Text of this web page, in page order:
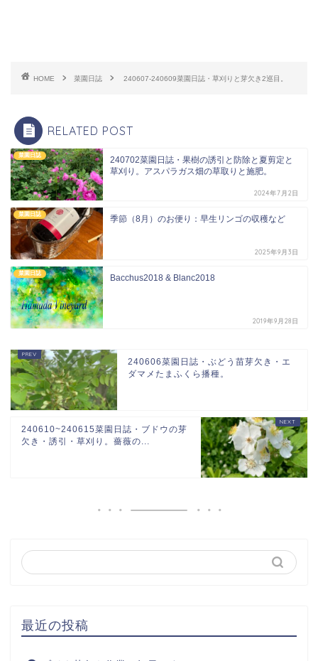
HOME 菜園日誌 240607-240609菜園日誌・草刈りと芽欠き2巡目。
RELATED POST
菜園日誌
240702菜園日誌・果樹の誘引と防除と夏剪定と
草刈り。アスパラガス畑の草取りと施肥。
2024年7月2日
菜園日誌 季節（8月）のお便り：早生リンゴの収穫など
2025年9月3日
菜園日誌 Bacchus2018 & Blanc2018
2019年9月28日
240606菜園日誌・ぶどう苗芽欠き・エ
ダマメたまふくら播種。
240610~240615菜園日誌・ブドウの芽
欠き・誘引・草刈り。薔薇の...
最近の投稿